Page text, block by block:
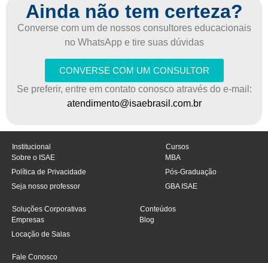
Ainda não tem certeza?
Converse com um de nossos consultores educacionais
no WhatsApp e tire suas dúvidas
CONVERSE COM UM CONSULTOR
Se preferir, entre em contato conosco através do e-mail:
atendimento@isaebrasil.com.br
Institucional
Sobre o ISAE
Política de Privacidade
Seja nosso professor
Cursos
MBA
Pós-Graduação
GBA ISAE
Soluções Corporativas
Empresas
Locação de Salas
Conteúdos
Blog
Fale Conosco